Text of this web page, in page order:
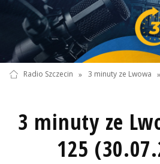
Radio Szczecin » 3 minuty ze Lwowa »
3 minuty ze
125